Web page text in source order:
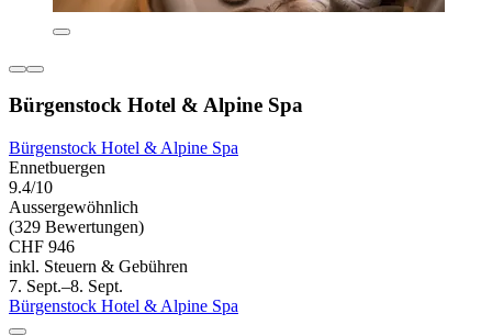
Bürgenstock Hotel & Alpine Spa
Bürgenstock Hotel & Alpine Spa
Ennetbuergen
9.4/10
Aussergewöhnlich
(329 Bewertungen)
CHF 946
inkl. Steuern & Gebühren
7. Sept.–8. Sept.
Bürgenstock Hotel & Alpine Spa